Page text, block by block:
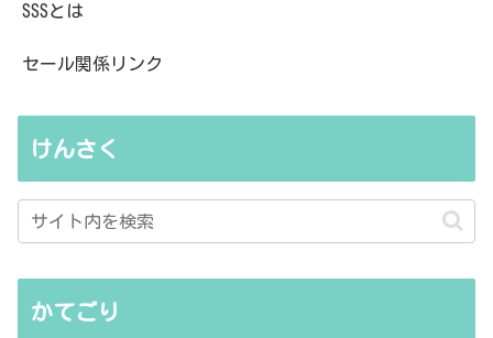
SSSとは
セール関係リンク
けんさく
かてごり